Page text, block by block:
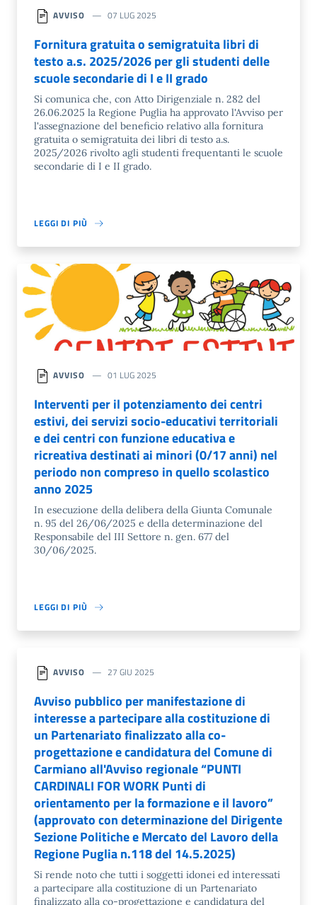
AVVISO 07 LUG 2025
Fornitura gratuita o semigratuita libri di
testo a.s. 2025/2026 per gli studenti delle
scuole secondarie di I e II grado
Si comunica che, con Atto Dirigenziale n. 282 del
26.06.2025 la Regione Puglia ha approvato l'Avviso per
l'assegnazione del beneficio relativo alla fornitura
gratuita o semigratuita dei libri di testo a.s.
2025/2026 rivolto agli studenti frequentanti le scuole
secondarie di I e II grado.
LEGGI DI PIÙ
AVVISO 01 LUG 2025
Interventi per il potenziamento dei centri
estivi, dei servizi socio-educativi territoriali
e dei centri con funzione educativa e
ricreativa destinati ai minori (0/17 anni) nel
periodo non compreso in quello scolastico
anno 2025
In esecuzione della delibera della Giunta Comunale
n. 95 del 26/06/2025 e della determinazione del
Responsabile del III Settore n. gen. 677 del
30/06/2025.
LEGGI DI PIÙ
AVVISO 27 GIU 2025
Avviso pubblico per manifestazione di
interesse a partecipare alla costituzione di
un Partenariato finalizzato alla co-
progettazione e candidatura del Comune di
Carmiano all'Avviso regionale “PUNTI
CARDINALI FOR WORK Punti di
orientamento per la formazione e il lavoro”
(approvato con determinazione del Dirigente
Sezione Politiche e Mercato del Lavoro della
Regione Puglia n.118 del 14.5.2025)
Si rende noto che tutti i soggetti idonei ed interessati
a partecipare alla costituzione di un Partenariato
finalizzato alla co-progettazione e candidatura del